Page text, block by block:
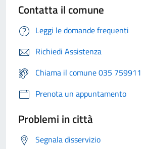
Contatta il comune
Leggi le domande frequenti
Richiedi Assistenza
Chiama il comune 035 759911
Prenota un appuntamento
Problemi in città
Segnala disservizio